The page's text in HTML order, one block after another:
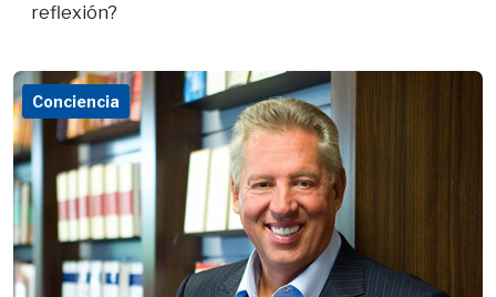
reflexión?
Conciencia